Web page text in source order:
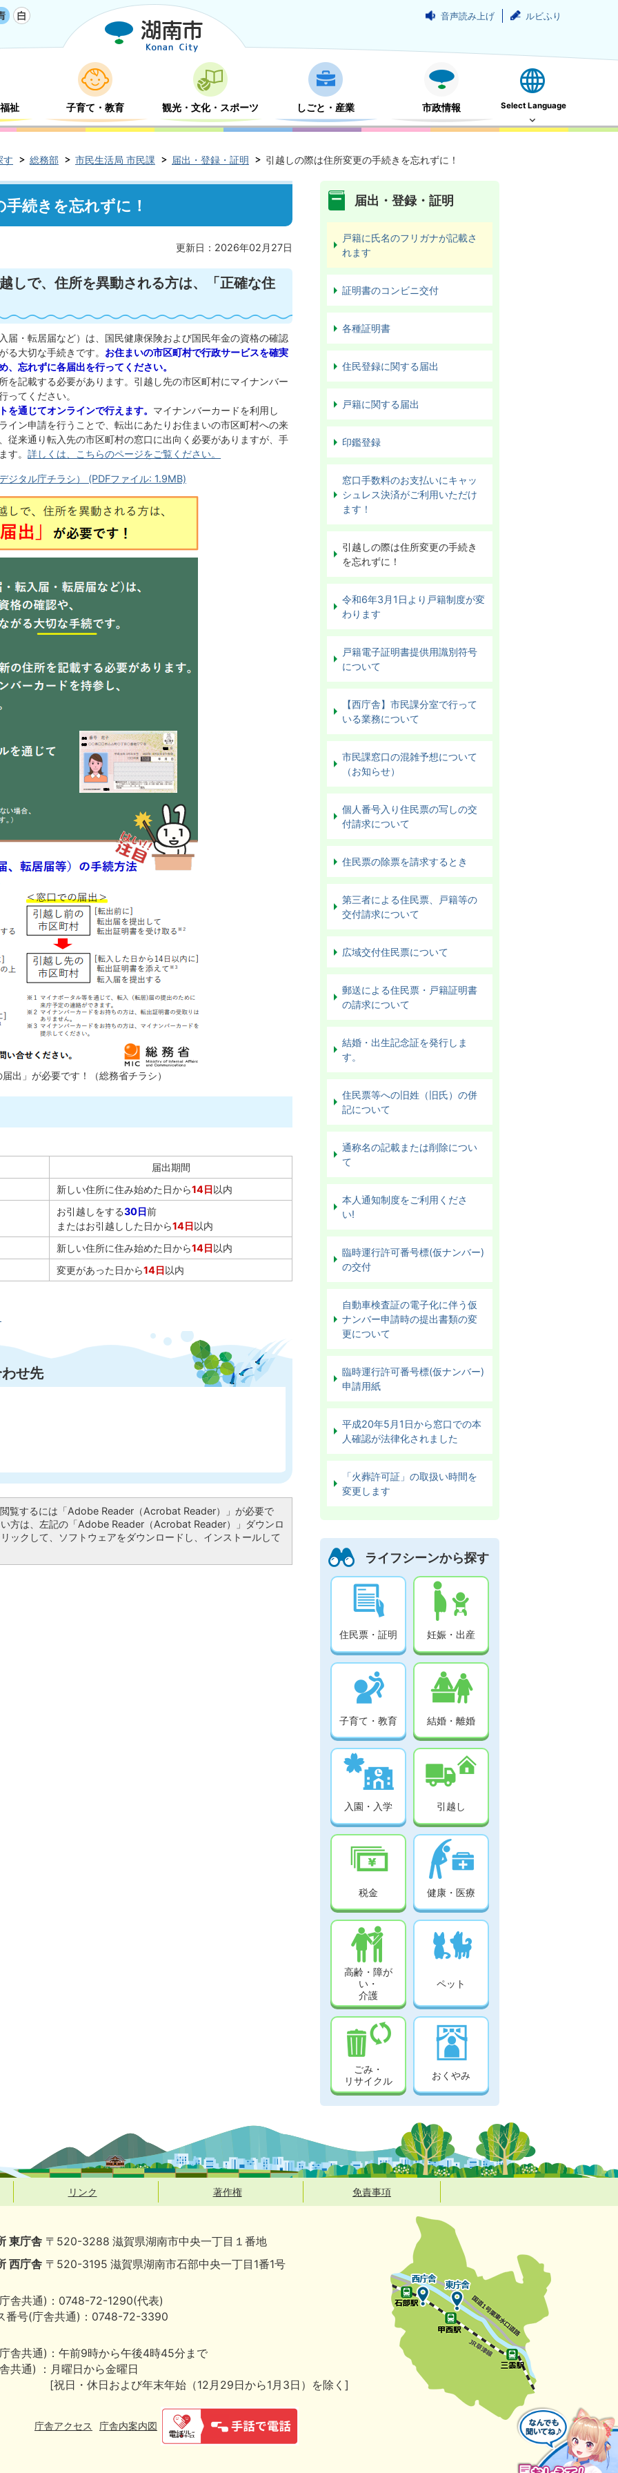
音声読み上げ ルビふり
祉 子育て・教育 観光・文化・スポーツ しごと・産業 市政情報 Select Language
す 総務部 市民生活局 市民課 届出・登録・証明 引越しの際は住所変更の手続きを忘れずに！
続きを忘れずに！
更新日：2026年02月27日
しで、住所を異動される方は、「正確な住
届・転居届など）は、国民健康保険および国民年金の資格の確認
る大切な手続きです。 お住まいの市区町村で行政サービスを確実
、忘れずに各届出を行ってください。
を記載する必要があります。引越し先の市区町村にマイナンバー
ってください。
を通じてオンラインで行えます。 マイナンバーカードを利用し
イン申請を行うことで、転出にあたりお住まいの市区町村への来
従来通り転入先の市区町村の窓口に出向く必要がありますが、手
す。詳しくは、こちらのページをご覧ください。
ジタル庁チラシ） (PDFファイル: 1.9MB)
届出」が必要です！（総務省チラシ）
届出期間
新しい住所に住み始めた日から14日以内
お引越しをする30日前
またはお引越しした日から14日以内
新しい住所に住み始めた日から14日以内
変更があった日から14日以内
せ先
覧するには「Adobe Reader（Acrobat Reader）」が必要で
方は、左記の「Adobe Reader（Acrobat Reader）」ダウンロ
ックして、ソフトウェアをダウンロードし、インストールして
届出・登録・証明
戸籍に氏名のフリガナが記載さ
れます
証明書のコンビニ交付
各種証明書
住民登録に関する届出
戸籍に関する届出
印鑑登録
窓口手数料のお支払いにキャッ
シュレス決済がご利用いただけ
ます！
引越しの際は住所変更の手続き
を忘れずに！
令和6年3月1日より戸籍制度が変
わります
戸籍電子証明書提供用識別符号
について
【西庁舎】市民課分室で行って
いる業務について
市民課窓口の混雑予想について
（お知らせ）
個人番号入り住民票の写しの交
付請求について
住民票の除票を請求するとき
第三者による住民票、戸籍等の
交付請求について
広域交付住民票について
郵送による住民票・戸籍証明書
の請求について
結婚・出生記念証を発行しま
す。
住民票等への旧姓（旧氏）の併
記について
通称名の記載または削除につい
て
本人通知制度をご利用くださ
い!
臨時運行許可番号標(仮ナンバー)
の交付
自動車検査証の電子化に伴う仮
ナンバー申請時の提出書類の変
更について
臨時運行許可番号標(仮ナンバー)
申請用紙
平成20年5月1日から窓口での本
人確認が法律化されました
「火葬許可証」の取扱い時間を
変更します
ライフシーンから探す
住民票・証明 妊娠・出産
子育て・教育 結婚・離婚
入園・入学 引越し
税金 健康・医療
高齢・障が
い・
介護
ペット
ごみ・
リサイクル
おくやみ
リンク 著作権 免責事項
東庁舎 〒520-3288 滋賀県湖南市中央一丁目１番地
西庁舎 〒520-3195 滋賀県湖南市石部中央一丁目1番1号
舎共通)：0748-72-1290(代表)
番号(庁舎共通)：0748-72-3390
舎共通)：午前9時から午後4時45分まで
共通) ：月曜日から金曜日
[祝日・休日および年末年始（12月29日から1月3日）を除く]
庁舎アクセス 庁舎内案内図